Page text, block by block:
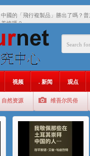
中國的「飛行複製品」勝出了嗎？普
羞愧嗎？
我敬佩那些在土耳其崇拜中國的人
聚焦维吾尔 | 伊利夏提：我为什么要
大一统情结使魏京生失去理智 / 伊利
伊利夏提：在自责与内疚中的挣扎
伊利夏提：消失在集中营的红衣女孩
视频 . 新闻 观点
自然资源 维吾尔民俗